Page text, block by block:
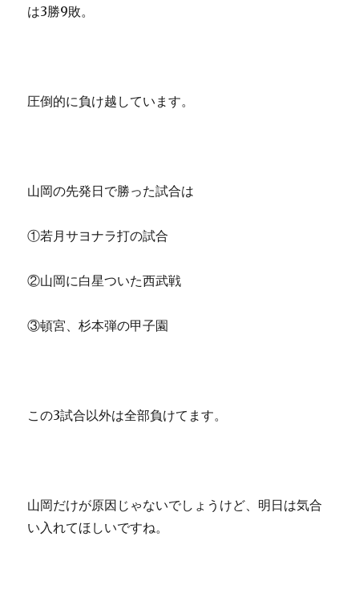
は3勝9敗。
圧倒的に負け越しています。
山岡の先発日で勝った試合は
①若月サヨナラ打の試合
②山岡に白星ついた西武戦
③頓宮、杉本弾の甲子園
この3試合以外は全部負けてます。
山岡だけが原因じゃないでしょうけど、明日は気合
い入れてほしいですね。